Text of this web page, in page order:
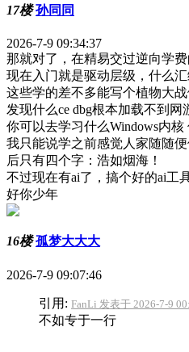
17楼 孙同同
2026-7-9 09:34:37
那就对了，在精易交过逆向学
现在入门就是驱动层级，什么
这些学的差不多能写个植物大
发现什么ce dbg根本加载不到
你可以去学习什么Windows内核
我只能说学之前感觉人家随随
后只有四个字：浩如烟海！
不过现在有ai了，搞个好的ai工
好你少年
16楼 孤梦大大大
2026-7-9 09:07:46
引用: FanLi 发表于 2026-7-9
不如专于一行